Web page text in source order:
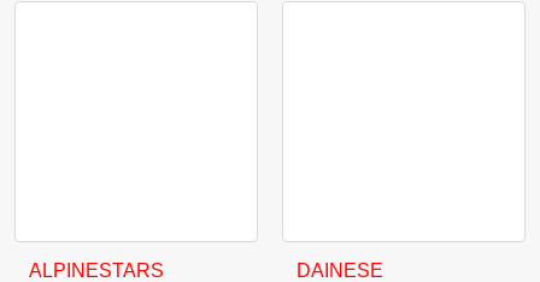
ALPINESTARS
Ovaj proizvod ima više varijanti. Opcije se mogu odabrati
DAINESE